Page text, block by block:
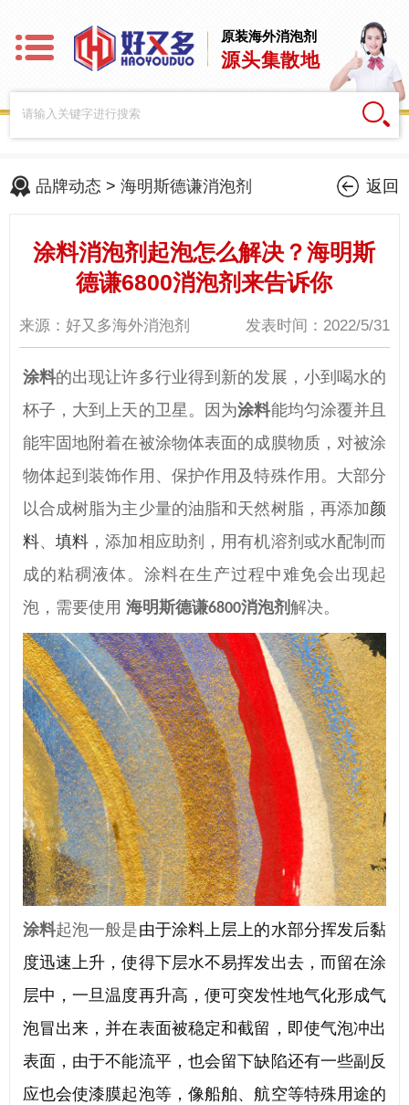
原装海外消泡剂
源头集散地
品牌动态 >海明斯德谦消泡剂 返回
涂料消泡剂起泡怎么解决？海明斯
德谦6800消泡剂来告诉你
来源：好又多海外消泡剂 发表时间：2022/5/31
涂料的出现让许多行业得到新的发展，小到喝水的
杯子，大到上天的卫星。因为涂料能均匀涂覆并且
能牢固地附着在被涂物体表面的成膜物质，对被涂
物体起到装饰作用、保护作用及特殊作用。大部分
以合成树脂为主少量的油脂和天然树脂 ， 再添加颜
料、 填料 ，添加相应助剂，用有机溶剂或水配制而
成的粘稠液体。 涂料在生产过程中难免会出现起
泡，需要使用 海明斯德谦6800消泡剂解决。
涂料起泡一般是由于涂料上层上的水部分挥发后黏
度迅速上升，使得下层水不易挥发出去，而留在涂
层中，一旦温度再升高，便可突发性地气化形成气
泡冒出来 ，并在表面被稳定和截留，即使气泡冲出
表面，由于不能流平，也会留下缺陷还有一些副反
应也会使漆膜起泡等， 像船舶、航空等特殊用途的